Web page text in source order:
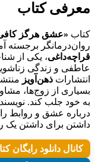
معرفی کتاب
کتاب «عشق هرگز
روان‌درمانگر برجسته
قراچه‌داغی، یکی از
عاطفی و زندگی
انتشارات ذهن‌آویز
بسیاری از زوج‌ها،
به خود جلب کند.
درباره عشق و روابط
داشتن برای داشتن یک
کانال دانلود رایگان